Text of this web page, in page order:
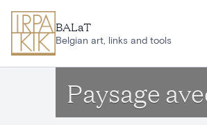
BALaT
Belgian art, links and tools
Paysage